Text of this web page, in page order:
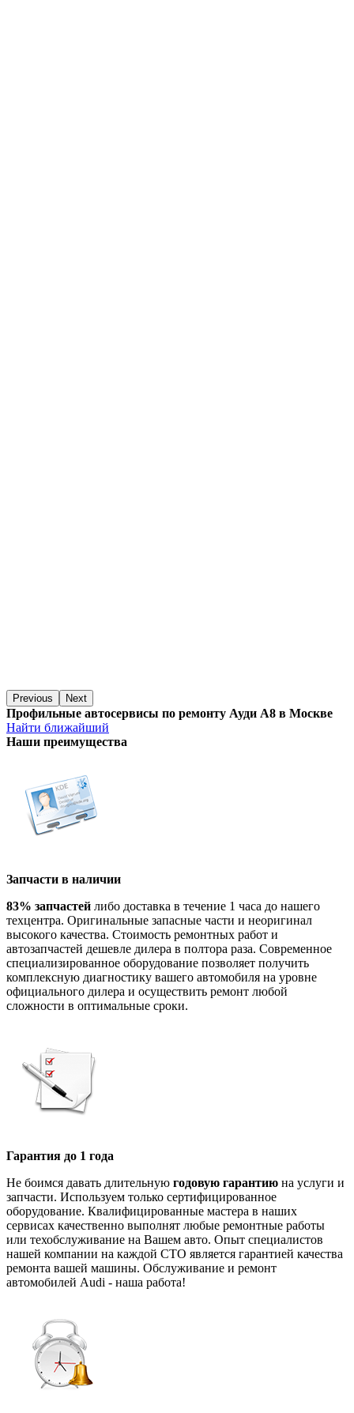
Previous Next
Профильные автосервисы по ремонту Ауди А8 в Москве
Найти ближайший
Наши преимущества
Запчасти в наличии
83% запчастей либо доставка в течение 1 часа до нашего
техцентра. Оригинальные запасные части и неоригинал
высокого качества. Стоимость ремонтных работ и
автозапчастей дешевле дилера в полтора раза. Современное
специализированное оборудование позволяет получить
комплексную диагностику вашего автомобиля на уровне
официального дилера и осуществить ремонт любой
сложности в оптимальные сроки.
Гарантия до 1 года
Не боимся давать длительную годовую гарантию на услуги и
запчасти. Используем только сертифицированное
оборудование. Квалифицированные мастера в наших
сервисах качественно выполнят любые ремонтные работы
или техобслуживание на Вашем авто. Опыт специалистов
нашей компании на каждой СТО является гарантией качества
ремонта вашей машины. Обслуживание и ремонт
автомобилей Audi - наша работа!